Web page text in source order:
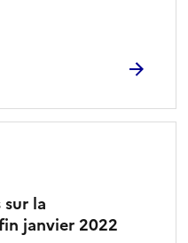
la
janvier 2022